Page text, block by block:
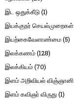
இட ஒதுக்கீடு(1)
இயக்குநர் செயல்முறைகள்
இயற்கைவேளாண்மை(5)
இலக்கணம்(128)
இலக்கியம்(70)
இளம் அறிவியல் விஞ்ஞானி
இளம் கவிஞர் விருது(1)